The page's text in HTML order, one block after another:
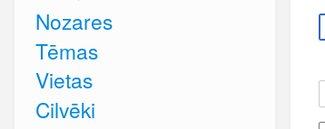
Nozares
Tēmas
Vietas
Cilvēki